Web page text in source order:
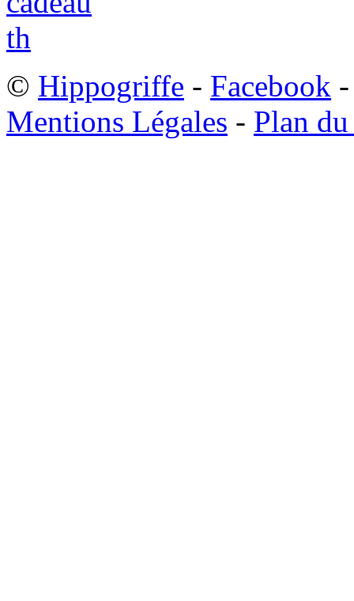
© Hippogriffe - Facebook
Mentions Légales - Plan